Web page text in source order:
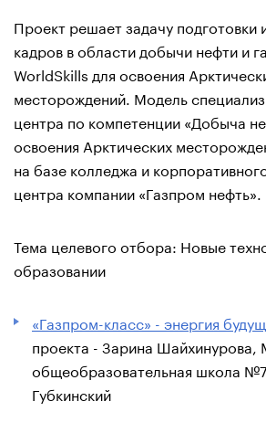
Проект решает задачу подготовки
кадров в области добычи нефти и
WorldSkills для освоения
месторождений. Модель
центра по компетенции «Добыча
освоения Арктических
на базе колледжа и
центра компании «Газпром нефть».
Тема целевого отбора: Новые
образовании
«Газпром-класс» - энергия
проекта - Зарина
общеобразовательная школа
Губкинский